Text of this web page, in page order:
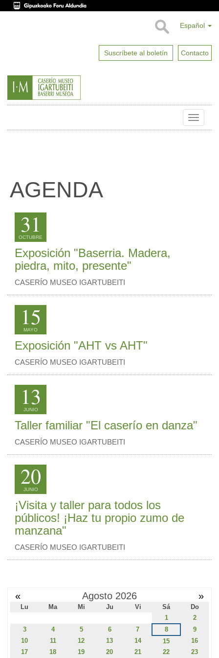
Español
Suscríbete al boletín Contacto
Toggle
AGENDA
31
OCTUBRE
Exposición "Baserria. Madera,
piedra, mito, presente"
CASERÍO MUSEO IGARTUBEITI
15
MAYO
Exposición "AHT vs AHT"
CASERÍO MUSEO IGARTUBEITI
13
JUNIO
Taller familiar "El caserío en danza"
CASERÍO MUSEO IGARTUBEITI
20
JUNIO
¡Visita y taller para todos los
públicos! ¡Haz tu propio zumo de
manzana"
CASERÍO MUSEO IGARTUBEITI
« Agosto 2026 »
Lu Ma Mi Ju Vi Sá
Do
1
2
3
4 5 6 7 8
9
10
11 12 13 14 15
16
17
18 19 20 21 22 23